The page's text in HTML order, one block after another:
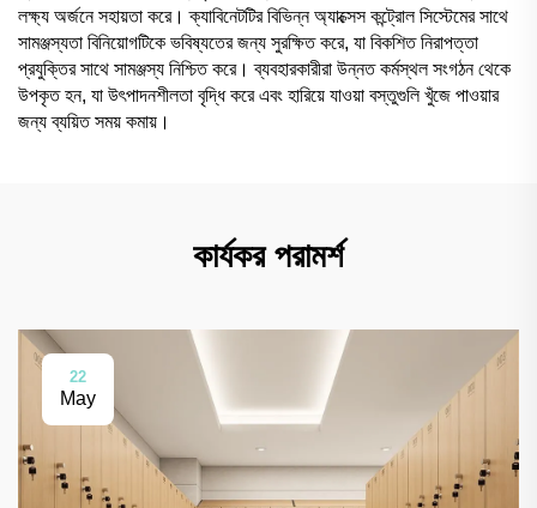
লক্ষ্য অর্জনে সহায়তা করে। ক্যাবিনেটটির বিভিন্ন অ্যাক্সেস কন্ট্রোল সিস্টেমের সাথে
সামঞ্জস্যতা বিনিয়োগটিকে ভবিষ্যতের জন্য সুরক্ষিত করে, যা বিকশিত নিরাপত্তা
প্রযুক্তির সাথে সামঞ্জস্য নিশ্চিত করে। ব্যবহারকারীরা উন্নত কর্মস্থল সংগঠন থেকে
উপকৃত হন, যা উৎপাদনশীলতা বৃদ্ধি করে এবং হারিয়ে যাওয়া বস্তুগুলি খুঁজে পাওয়ার
জন্য ব্যয়িত সময় কমায়।
কার্যকর পরামর্শ
22
May